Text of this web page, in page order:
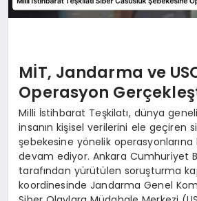
MİT, Jandarma ve
Operasyon
Milli İstihbarat Teşkilatı, dünya
insanın kişisel verilerini ele geçiren
şebekesine yönelik operasyonlarına
devam ediyor. Ankara Cumhuriyet
tarafından yürütülen soruşturma
koordinesinde Jandarma Genel